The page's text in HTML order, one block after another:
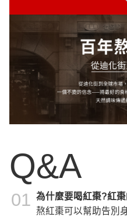
Q&A
01 為什麼要喝紅棗?紅
熬紅棗可以幫助告別